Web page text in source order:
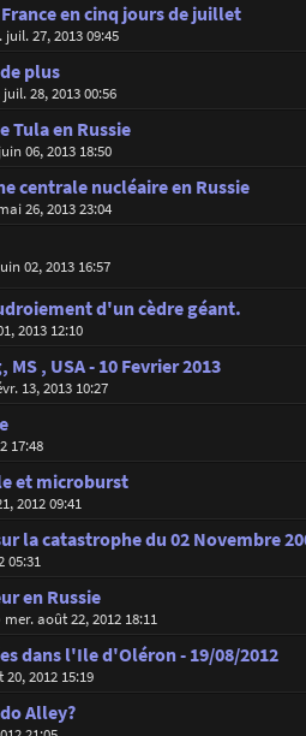
en cinq jours de juillet
juil. 27, 2013 09:45
plus
28, 2013 00:56
Tula en Russie
06, 2013 18:50
centrale nucléaire en Russie
26, 2013 23:04
02, 2013 16:57
d'un cèdre géant.
2013 12:10
, USA - 10 Fevrier 2013
13, 2013 10:27
17:48
et microburst
2012 09:41
la catastrophe du 02 Novembre
05:31
en Russie
mer. août 22, 2012 18:11
dans l'Ile d'Oléron - 19/08/2012
2012 15:19
Alley?